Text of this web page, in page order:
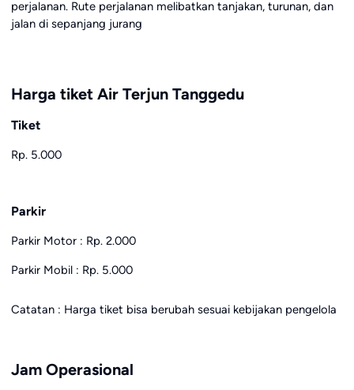
perjalanan. Rute perjalanan melibatkan tanjakan, turunan, dan
jalan di sepanjang jurang
Harga tiket Air Terjun Tanggedu
Tiket
Rp. 5.000
Parkir
Parkir Motor : Rp. 2.000
Parkir Mobil : Rp. 5.000
Catatan : Harga tiket bisa berubah sesuai kebijakan pengelola
Jam Operasional